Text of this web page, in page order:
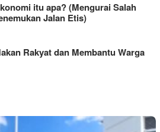
itu apa? (Mengurai Salah
Jalan Etis)
Rakyat dan Membantu Warga